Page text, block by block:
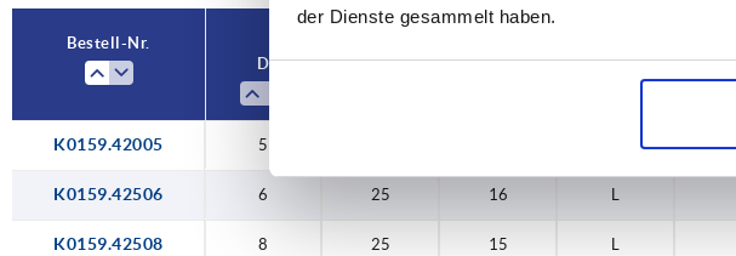
der Dienste gesammelt haben.
50 23
Bestell-Nr.
D
D1 T Form
K0159.42005 5
K0159.42506 6 25 16 L
K0159.42508 8 25 15 L